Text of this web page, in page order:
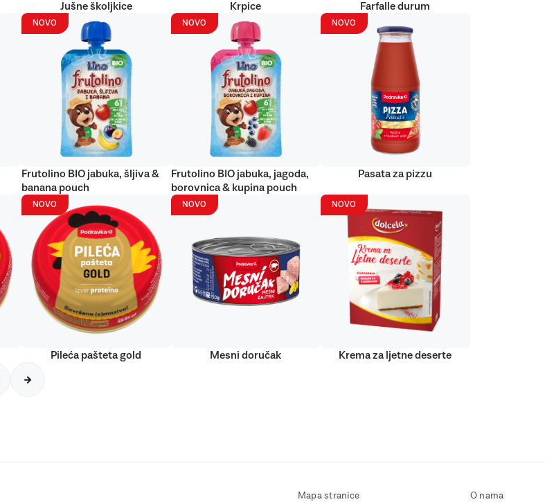
Jušne školjkice Krpice Farfalle durum
NOVO
Frutolino BIO jabuka, šljiva &
banana pouch
NOVO
Frutolino BIO jabuka, jagoda,
borovnica & kupina pouch
NOVO
Pasata za pizzu
NOVO
Pileća pašteta gold
NOVO
Mesni doručak
NOVO
Krema za ljetne deserte
Mapa stranice O nama